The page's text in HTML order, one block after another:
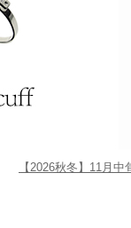
【2026秋冬】11月